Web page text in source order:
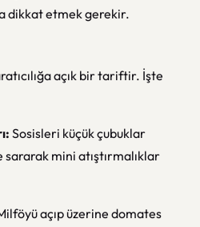
dikkat etmek gerekir.
açık bir tariftir. İşte
Sosisleri küçük çubuklar
mini atıştırmalıklar
açıp üzerine domates